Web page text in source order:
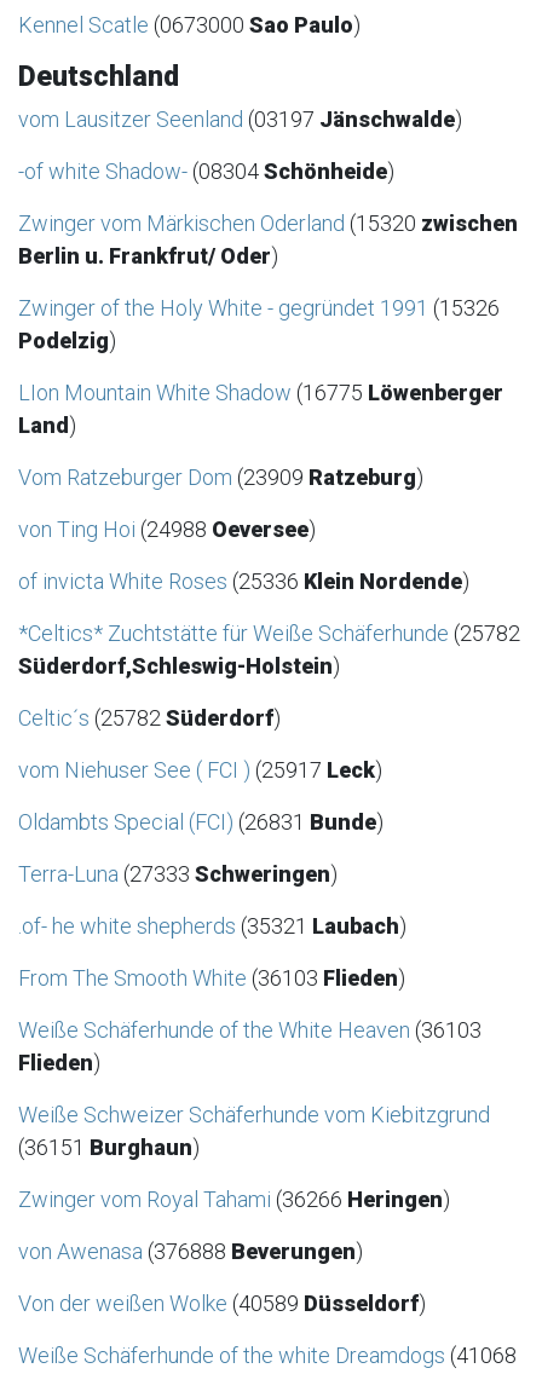
Kennel Scatle (0673000 Sao Paulo)
Deutschland
vom Lausitzer Seenland (03197 Jänschwalde)
-of white Shadow- (08304Schönheide)
Zwinger vom Märkischen Oderland (15320 zwischen
Berlin u. Frankfrut/ Oder)
Zwinger of the Holy White - gegründet 1991 (15326
Podelzig)
LIon Mountain White Shadow (16775 Löwenberger
Land )
Vom Ratzeburger Dom (23909 Ratzeburg)
von Ting Hoi (24988 Oeversee)
of invicta White Roses (25336 Klein Nordende)
*Celtics* Zuchtstätte für Weiße Schäferhunde (25782
Süderdorf,Schleswig-Holstein)
Celtic´s (25782 Süderdorf)
vom Niehuser See ( FCI ) (25917 Leck)
Oldambts Special (FCI) (26831 Bunde)
Terra-Luna (27333 Schweringen)
.of- he white shepherds (35321 Laubach)
From The Smooth White (36103 Flieden)
Weiße Schäferhunde of the White Heaven (36103
Flieden)
Weiße Schweizer Schäferhunde vom Kiebitzgrund
(36151 Burghaun)
Zwinger vom Royal Tahami (36266 Heringen)
von Awenasa (376888 Beverungen)
Von der weißen Wolke (40589 Düsseldorf)
Weiße Schäferhunde of the white Dreamdogs (41068